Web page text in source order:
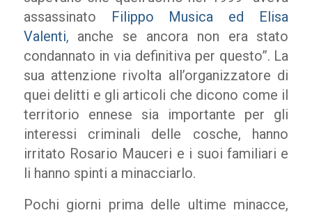
assassinato
Filippo Musica ed Elisa
Valenti, anche se ancora non era stato
condannato in via definitiva per questo”. La
sua attenzione rivolta all’organizzatore di
quei delitti e gli articoli che dicono come il
territorio ennese sia importante per gli
interessi criminali delle cosche, hanno
irritato Rosario Mauceri e i suoi familiari e
li hanno spinti a minacciarlo.
Pochi giorni prima delle ultime minacce,